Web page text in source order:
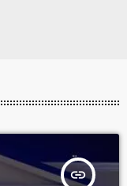
insert_link